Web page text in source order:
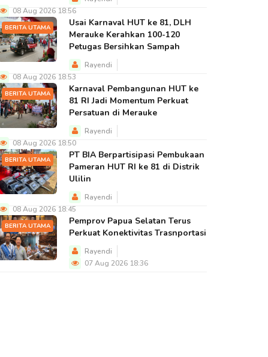
08 Aug 2026 18:56
BERITA UTAMA
Usai Karnaval HUT ke 81, DLH
Merauke Kerahkan 100-120
Petugas Bersihkan Sampah
Rayendi
08 Aug 2026 18:53
BERITA UTAMA
Karnaval Pembangunan HUT ke
81 RI Jadi Momentum Perkuat
Persatuan di Merauke
Rayendi
08 Aug 2026 18:50
BERITA UTAMA
PT BIA Berpartisipasi Pembukaan
Pameran HUT RI ke 81 di Distrik
Ulilin
Rayendi
08 Aug 2026 18:45
BERITA UTAMA
Pemprov Papua Selatan Terus
Perkuat Konektivitas Trasnportasi
Rayendi
07 Aug 2026 18:36